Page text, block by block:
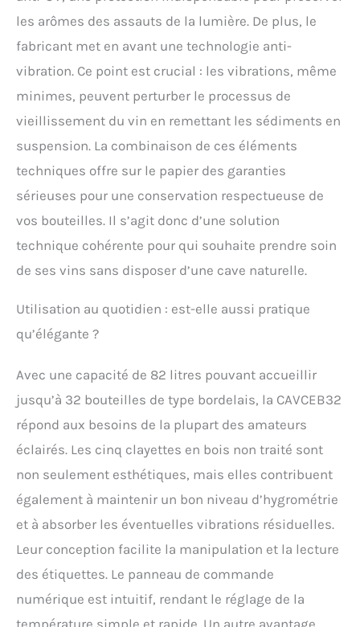
les arômes des assauts de la lumière. De plus, le
fabricant met en avant une technologie anti-
vibration. Ce point est crucial : les vibrations, même
minimes, peuvent perturber le processus de
vieillissement du vin en remettant les sédiments en
suspension. La combinaison de ces éléments
techniques offre sur le papier des garanties
sérieuses pour une conservation respectueuse de
vos bouteilles. Il s’agit donc d’une solution
technique cohérente pour qui souhaite prendre soin
de ses vins sans disposer d’une cave naturelle.
Utilisation au quotidien : est-elle aussi pratique
qu’élégante ?
Avec une capacité de 82 litres pouvant accueillir
jusqu’à 32 bouteilles de type bordelais, la CAVCEB32
répond aux besoins de la plupart des amateurs
éclairés. Les cinq clayettes en bois non traité sont
non seulement esthétiques, mais elles contribuent
également à maintenir un bon niveau d’hygrométrie
et à absorber les éventuelles vibrations résiduelles.
Leur conception facilite la manipulation et la lecture
des étiquettes. Le panneau de commande
numérique est intuitif, rendant le réglage de la